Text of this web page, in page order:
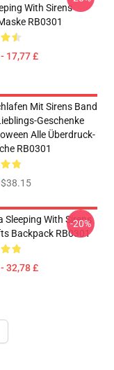
With Sirens
RB0301
17,77 £
Mit Sirens Band
Geschenke
Alle Überdruck-
RB0301
$38.15
Sleeping With Sirens
Backpack RB0301
32,78 £
-20%